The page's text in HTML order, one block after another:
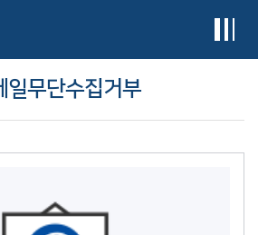
일무단수집거부